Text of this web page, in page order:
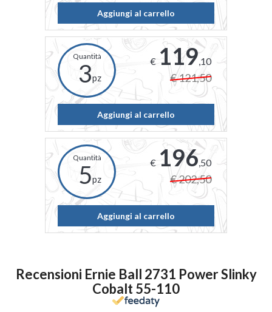
Aggiungi al carrello
3pz
€ 119,10
€ 121,50
Aggiungi al carrello
5pz
€ 196,50
€ 202,50
Aggiungi al carrello
Recensioni Ernie Ball 2731 Power Slinky
Cobalt 55-110